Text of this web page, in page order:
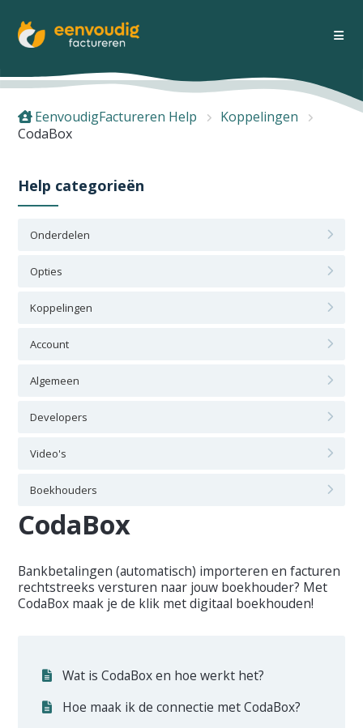
EenvoudigFactureren Help
Koppelingen
CodaBox
Help categorieën
Onderdelen
Opties
Koppelingen
Account
Algemeen
Developers
Video's
Boekhouders
CodaBox
Bankbetalingen (automatisch) importeren en facturen
rechtstreeks versturen naar jouw boekhouder? Met
CodaBox maak je de klik met digitaal boekhouden!
Wat is CodaBox en hoe werkt het?
Hoe maak ik de connectie met CodaBox?